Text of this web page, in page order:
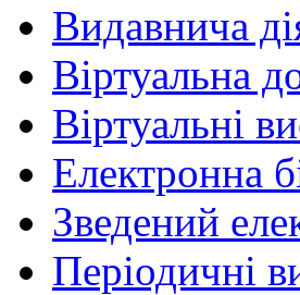
Видавнича
Віртуальна
Віртуальні
Електронна
Зведений
Періодичні